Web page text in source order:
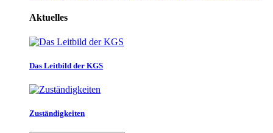
Aktuelles
Das Leitbild der KGS
Zuständigkeiten